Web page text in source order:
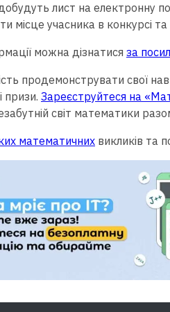
лист на електронну
учасника в конкурсі та
можна дізнатися за
продемонструвати свої
призи. Зареєструйтеся на
світ математики
математичних викликів та